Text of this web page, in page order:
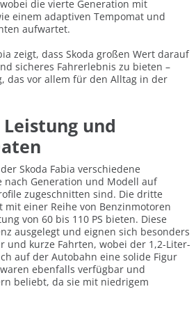
die vierte Generation mit
einem adaptiven Tempomat und
aufwartet.
zeigt, dass Skoda großen Wert darauf
sicheres Fahrerlebnis zu bieten –
das vor allem für den Alltag in der
Leistung und
Skoda Fabia verschiedene
nach Generation und Modell auf
zugeschnitten sind. Die dritte
mit einer Reihe von Benzinmotoren
von 60 bis 110 PS bieten. Diese
ausgelegt und eignen sich besonders
und kurze Fahrten, wobei der 1,2-Liter-
auf der Autobahn eine solide Figur
ebenfalls verfügbar und
beliebt, da sie mit niedrigem